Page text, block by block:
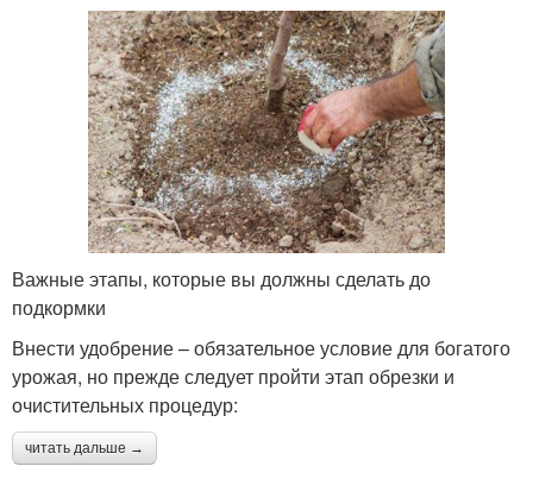
Важные этапы, которые вы должны сделать до
подкормки
Внести удобрение – обязательное условие для богатого
урожая, но прежде следует пройти этап обрезки и
очистительных процедур:
читать дальше →